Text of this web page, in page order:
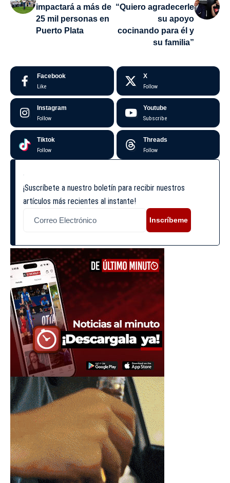
impactará a más de
25 mil personas en
Puerto Plata
“Quiero agradecerle
su apoyo
cocinando para él y
su familia”
Facebook
Like
X
Follow
Instagram
Follow
Youtube
Subscribe
Tiktok
Follow
Threads
Follow
¡Suscríbete a nuestro boletín para recibir nuestros
artículos más recientes al instante!
Inscríbeme